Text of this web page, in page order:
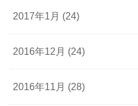
2017年1月 (24)
2016年12月 (24)
2016年11月 (28)